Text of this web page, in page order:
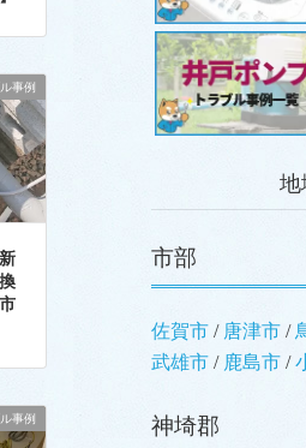
事例
事例
地
市部
佐賀市 唐津市
武雄市
鹿島市
神埼郡